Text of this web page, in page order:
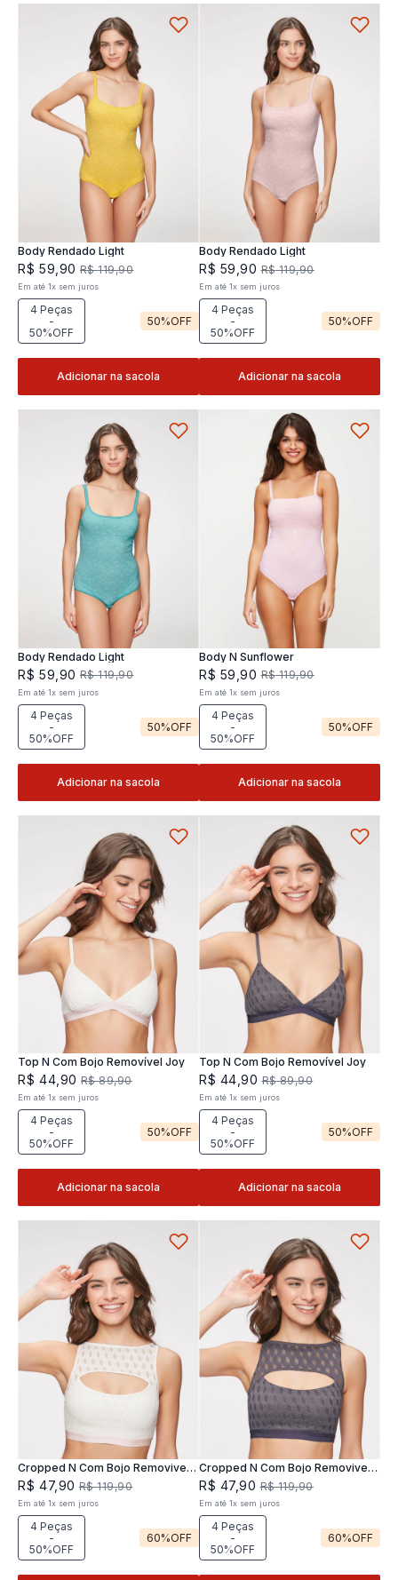
Body Rendado Light
R$ 59 90 R$ 119,90
Em até1x sem juros
4 Peças
-
50%OFF
50%OFF
Adicionar na sacola
Body Rendado Light
R$ 59 ,90 R$ 119,90
Em até 1x sem juros
4 Peças
-
50%OFF
50%OFF
Adicionar na sacola
Body Rendado Light
R$ 59 90 R$ 119,90
Em até1x sem juros
4 Peças
-
50%OFF
50%OFF
Adicionar na sacola
Body N Sunflower
R$ 59 ,90 R$ 119,90
Em até 1x sem juros
4 Peças
-
50%OFF
50%OFF
Adicionar na sacola
Top N Com Bojo Removível Joy
R$ 44,90 R$ 89,90
Em até1x sem juros
4 Peças
-
50%OFF
50%OFF
Adicionar na sacola
Top N Com Bojo Removível Joy
R$ 44,90 R$ 89,90
Em até 1x sem juros
4 Peças
-
50%OFF
50%OFF
Adicionar na sacola
Cropped N Com Bojo Removivel
Joy
R$ 47, 90 R$ 119,90
Em até1x sem juros
4 Peças
-
50%OFF
60%OFF
Cropped N Com Bojo Removivel
Joy
R$ 47,90 R$ 119,90
Em até 1x sem juros
4 Peças
-
50%OFF
60%OFF